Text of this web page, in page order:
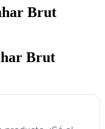
Brut
Brut